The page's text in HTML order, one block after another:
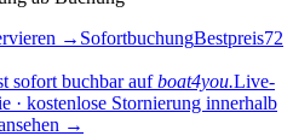
→ SofortbuchungBestpreis72
sofort buchbar auf boat4you.Live-
· kostenlose Stornierung innerhalb
→